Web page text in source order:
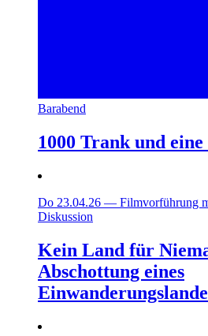
Barabend
1000 Trank und
Do 23.04.26 — Filmvorführung
Diskussion
Kein Land für
Abschottung eines